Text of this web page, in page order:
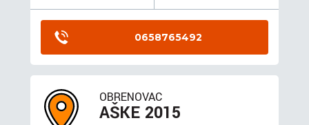
0658765492
OBRENOVAC
AŠKE 2015